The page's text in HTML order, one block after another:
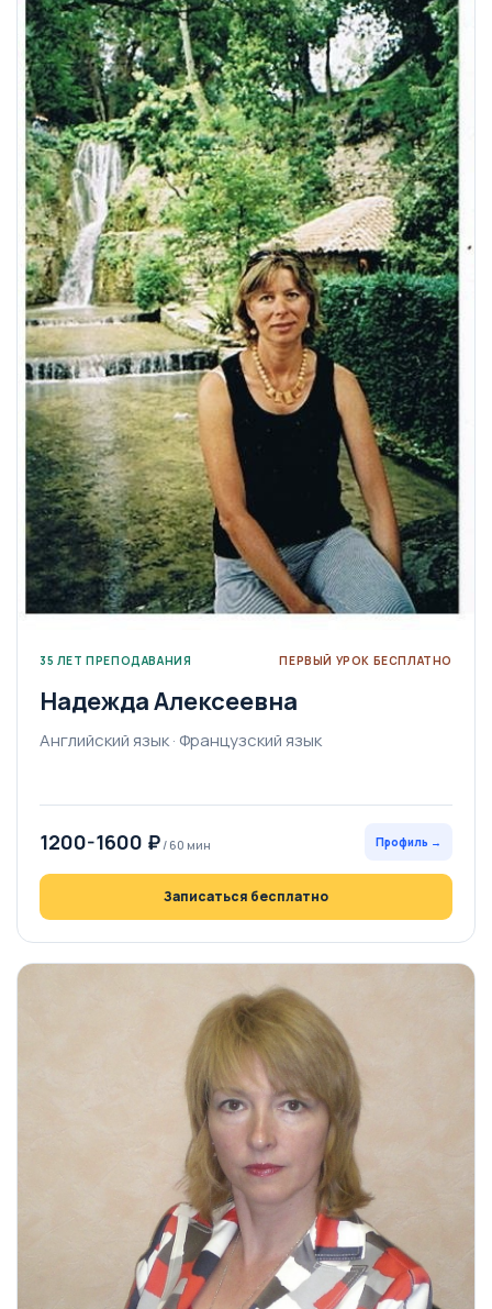
35 ЛЕТ ПРЕПОДАВАНИЯ ПЕРВЫЙ УРОК БЕСПЛАТНО
Надежда Алексеевна
Английский язык · Французский язык
1200-1600 ₽ / 60 мин Профиль →
Записаться бесплатно